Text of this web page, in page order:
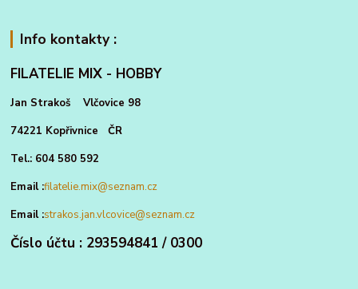
Info kontakty :
FILATELIE MIX - HOBBY
Jan Strakoš Vlčovice 98
74221 Kopřivnice ČR
Tel.: 604 580 592
Email :filatelie.mix@seznam.cz
Email :strakos.jan.vlcovice@seznam.cz
Číslo účtu : 293594841 / 0300